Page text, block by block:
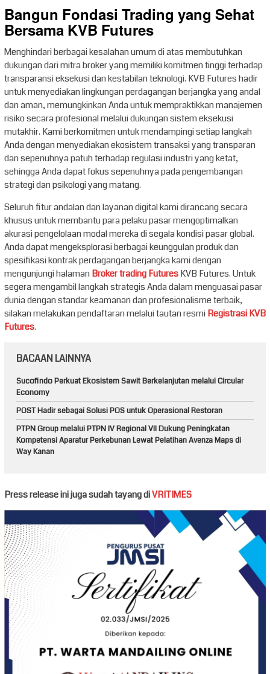
Bangun Fondasi Trading yang Sehat
Bersama KVB Futures
Menghindari berbagai kesalahan umum di atas membutuhkan
dukungan dari mitra broker yang memiliki komitmen tinggi terhadap
transparansi eksekusi dan kestabilan teknologi. KVB Futures hadir
untuk menyediakan lingkungan perdagangan berjangka yang andal
dan aman, memungkinkan Anda untuk mempraktikkan manajemen
risiko secara profesional melalui dukungan sistem eksekusi
mutakhir. Kami berkomitmen untuk mendampingi setiap langkah
Anda dengan menyediakan ekosistem transaksi yang transparan
dan sepenuhnya patuh terhadap regulasi industri yang ketat,
sehingga Anda dapat fokus sepenuhnya pada pengembangan
strategi dan psikologi yang matang.
Seluruh fitur andalan dan layanan digital kami dirancang secara
khusus untuk membantu para pelaku pasar mengoptimalkan
akurasi pengelolaan modal mereka di segala kondisi pasar global.
Anda dapat mengeksplorasi berbagai keunggulan produk dan
spesifikasi kontrak perdagangan berjangka kami dengan
mengunjungi halamanBroker trading FuturesKVB Futures. Untuk
segera mengambil langkah strategis Anda dalam menguasai pasar
dunia dengan standar keamanan dan profesionalisme terbaik,
silakan melakukan pendaftaran melalui tautan resmiRegistrasi KVB
Futures.
BACAAN LAINNYA
Sucofindo Perkuat Ekosistem Sawit Berkelanjutan melalui Circular
Economy
POST Hadir sebagai Solusi POS untuk Operasional Restoran
PTPN Group melalui PTPN IV Regional VII Dukung Peningkatan
Kompetensi Aparatur Perkebunan Lewat Pelatihan Avenza Maps di
Way Kanan
Press release ini juga sudah tayang diVRITIMES